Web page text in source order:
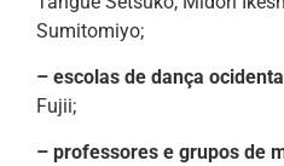
Sumitomiyo;
– escolas de dança
Fujii;
– professores e grupos de